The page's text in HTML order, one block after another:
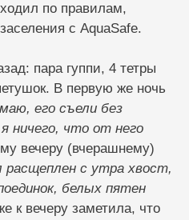
по правилам,
с AquaSafe.
пара гуппи, 4 тетры
В первую же ночь
его съели без
ничего, что от него
вечеру (вчерашнему)
расщеплен с утра хвост,
белых пятен
к вечеру заметила, что